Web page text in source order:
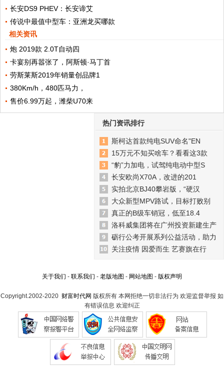
长安DS9 PHEV：长安谛艾
传说中最值中型车：亚洲龙买哪款
相关资讯
炮 2019款 2.0T自动四
卡宴别再嚣张了，阿斯顿·马丁首
劳斯莱斯2019年销量创品牌1
380Km/h，480匹马力，
售价6.99万起，潍柴U70来
热门资讯排行
斯柯达首款纯电SUV命名"EN
15万元不知买啥车？看看这3款
“豹”力加电，试驾纯电动中型S
长安欧尚X70A，改进的201
实拍北京BJ40攀岩版，“硬汉
大众新型MPV路试，目标打败别
真正的B级车销冠，低至18.4
洛科威集团将在广州投资新建生产
砺行公考开展系列公益活动，助力
关注疫情 因爱而生 艺赛旗在行
关于我们 - 联系我们 - 老版地图 - 网站地图 - 版权声明
Copyright.2002-2020 财富时代网 版权所有 本网拒绝一切非法行为 欢迎监督举报 如
有错误信息 欢迎纠正